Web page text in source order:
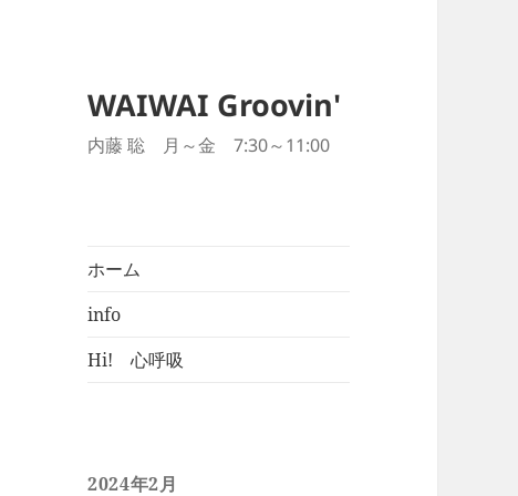
WAIWAI Groovin'
内藤 聡 月～金 7:30～11:00
ホーム
info
Hi! 心呼吸
2024年2月